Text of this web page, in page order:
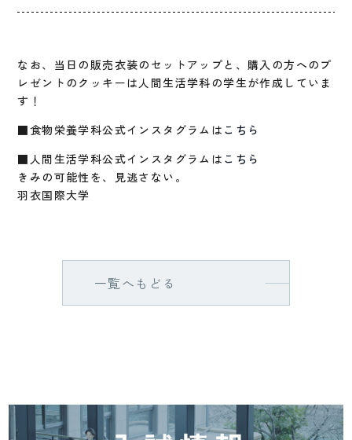
なお、当日の販売衣装のセットアップと、購入の方へのプ
レゼントのクッキーは人間生活学科の学生が作成していま
す！
■食物栄養学科公式インスタグラムは こちら
■人間生活学科公式インスタグラムは こちら
きみの可能性を、見逃さない。
羽衣国際大学
一覧へもどる